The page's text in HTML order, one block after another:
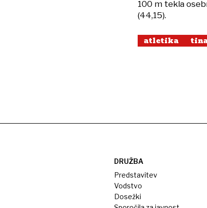
100 m tekla
(44,15).
atletika
DRUŽBA
Predstavitev
Vodstvo
Dosežki